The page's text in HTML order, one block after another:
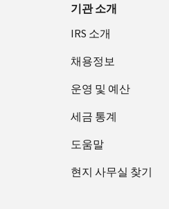
기관 소개
IRS 소개
채용정보
운영 및 예산
세금 통계
도움말
현지 사무실 찾기